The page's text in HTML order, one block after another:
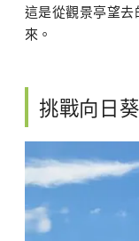
這是從觀景亭望
來。
挑戰向日